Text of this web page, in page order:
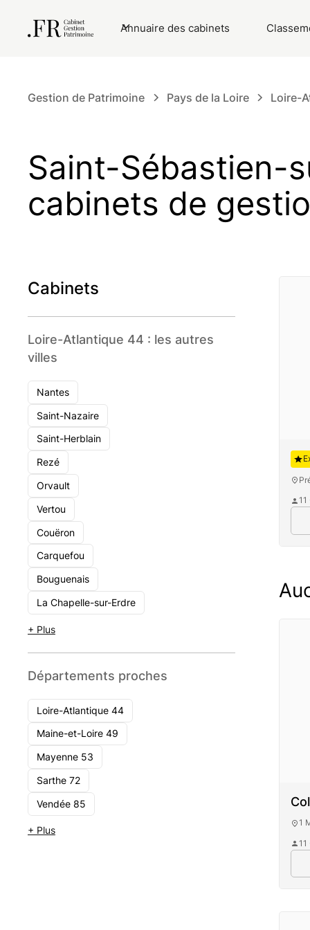
Annuaire des cabinets
Gestion de Patrimoine Pays de la Loire Loire-
Saint-Sébastien-
cabinets de
Cabinets
Loire-Atlantique 44 : les autres
villes
Nantes
Saint-Nazaire
Saint-Herblain
Rezé
Orvault
Vertou
Couëron
Carquefou
Bouguenais
La Chapelle-sur-Erdre
+ Plus
Départements proches
Loire-Atlantique 44
Maine-et-Loire 49
Mayenne 53
Sarthe 72
Vendée 85
+ Plus
1